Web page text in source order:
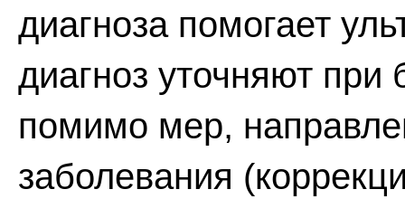
диагноза помогает
диагноз уточняют
помимо мер,
заболевания